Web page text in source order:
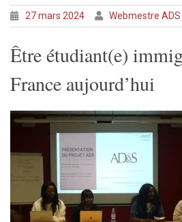
27 mars 2024 Webmestre ADS
Être étudiant(e)
France aujourd’hui